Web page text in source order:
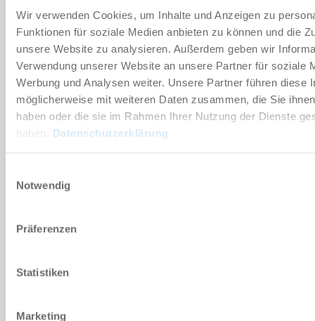
Wir verwenden Cookies, um Inhalte und Anzeigen zu
Funktionen für soziale Medien anbieten zu können und die
unsere Website zu analysieren. Außerdem geben wir
Verwendung unserer Website an unsere Partner für soziale
Werbung und Analysen weiter. Unsere Partner führen diese
möglicherweise mit weiteren Daten zusammen, die Sie
haben oder die sie im Rahmen Ihrer Nutzung der Dienste
haben. Datenschutzerklärung
Notwendig
Präferenzen
Statistiken
Marketing
Technische Daten
Verschleißteil